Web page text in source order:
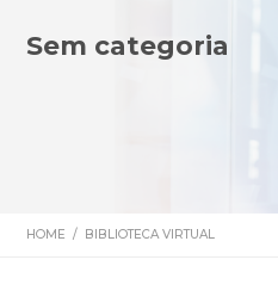
Sem categoria
HOME / BIBLIOTECA VIRTUAL